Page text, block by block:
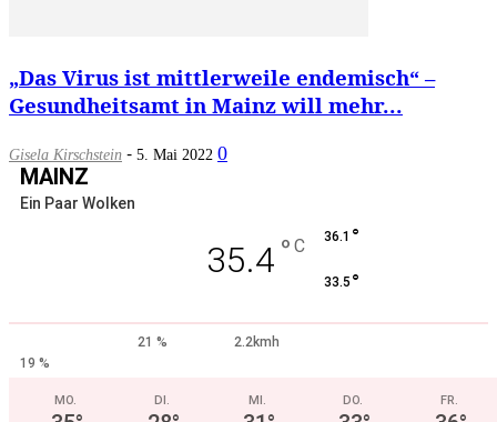
„Das Virus ist mittlerweile endemisch“ –
Gesundheitsamt in Mainz will mehr...
Gisela Kirschstein - 5. Mai 2022 0
MAINZ
Ein Paar Wolken
35.4 ° C 36.1 °
33.5 °
21 %
2.2kmh
19 %
MO. DI. MI. DO. FR.